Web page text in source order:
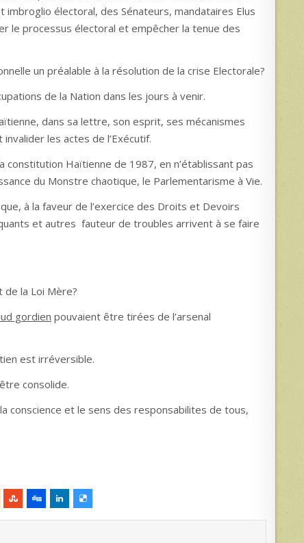
électoral, des Sénateurs, mandataires Elus
le processus électoral et empêcher la tenue des
un préalable à la résolution de la crise Electorale?
de la Nation dans les jours à venir.
dans sa lettre, son esprit, ses mécanismes
les actes de l’Exécutif.
Haïtienne de 1987, en n’établissant pas
du Monstre chaotique, le Parlementarisme à Vie.
à la faveur de l’exercice des Droits et Devoirs
et autres fauteur de troubles arrivent à se faire
la Loi Mère?
gordien pouvaient être tirées de l’arsenal
est irréversible.
consolide.
conscience et le sens des responsabilites de tous,